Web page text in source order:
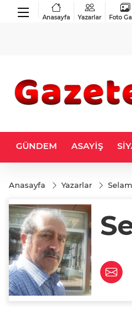
Anasayfa Yazarlar Foto
GÜNDEM ASAYİŞ
Anasayfa Yazarlar